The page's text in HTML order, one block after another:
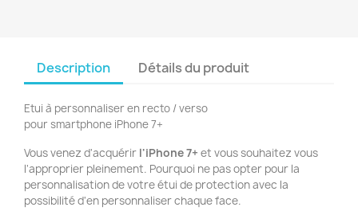
Description Détails du produit
Etui à personnaliser en recto / verso
pour smartphone iPhone 7+
Vous venez d'acquérir l'iPhone 7+ et vous souhaitez vous
l'approprier pleinement. Pourquoi ne pas opter pour la
personnalisation de votre étui de protection avec la
possibilité d'en personnaliser chaque face.